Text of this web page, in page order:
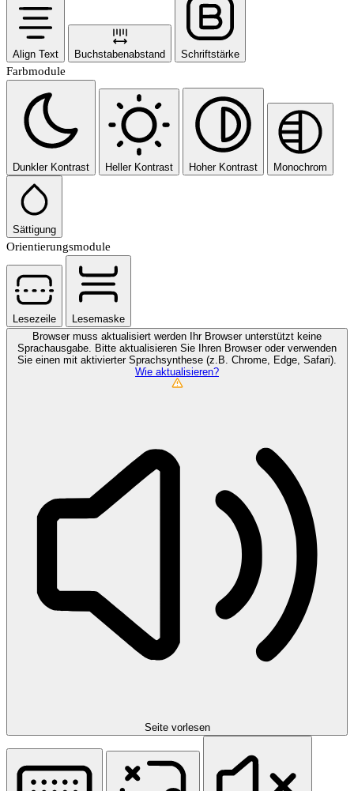
Align Text Buchstabenabstand Schriftstärke
Farbmodule
Dunkler Kontrast Heller Kontrast Hoher Kontrast Monochrom
Sättigung
Orientierungsmodule
Lesezeile
Lesemaske
Browser muss aktualisiert werden
Ihr Browser unterstützt keine
Sprachausgabe. Bitte aktualisieren Sie Ihren Browser oder verwenden
Sie einen mit aktivierter Sprachsynthese (z.B. Chrome, Edge, Safari).
Wie aktualisieren?
Seite vorlesen